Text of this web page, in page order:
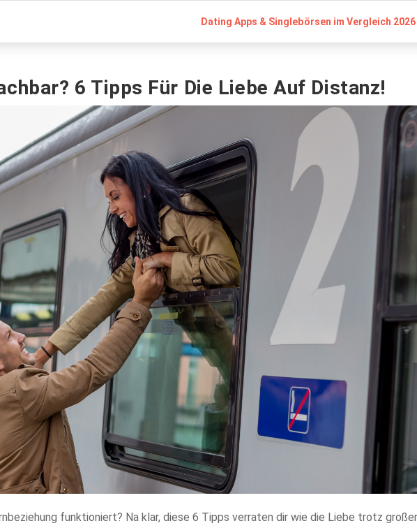
Dating Apps & Singlebörsen im Vergleich
6 Tipps Für Die Liebe Auf Distanz!
funktioniert? Na klar, diese 6 Tipps verraten dir wie die Liebe trotz großer